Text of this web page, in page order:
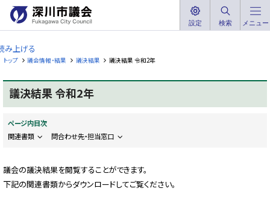
へ
メ
ニ
ュ
へ
深
川
市
議
会
u
a
g
C
t
設定 検索 メニュー
み上げる
トップ 議会情報・結果 議決結果 議決結果 令和2年
議決結果 令和2年
ページ内目次
関連書類
問合わせ先・担当窓口
議会の議決結果を閲覧することができます。
下記の関連書類からダウンロードしてご覧ください。